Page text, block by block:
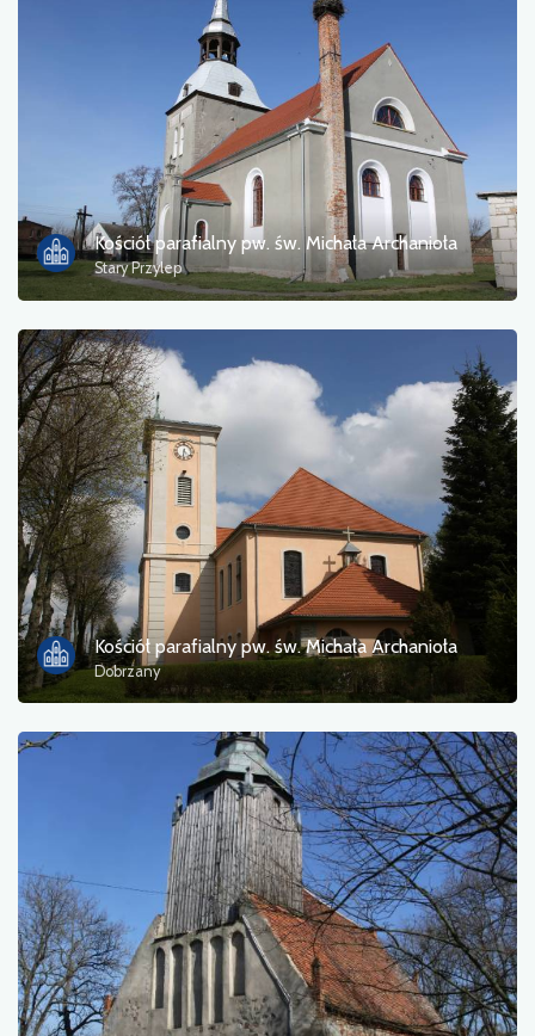
Kościół parafialny pw. św. Michała Archanioła
Stary Przylep
Kościół parafialny pw. św. Michała Archanioła
Dobrzany
sort by
OK